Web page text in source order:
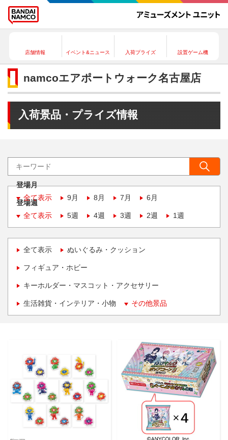
店舗情報 イベント&ニュース 入荷プライズ 設置ゲーム機
namcoエアポートウォーク名古屋店
入荷景品・プライズ情報
登場月
全て表示
9月 8月 7月 6月
登場週
全て表示
5週 4週 3週 2週 1週
全て表示 ぬいぐるみ・クッション
フィギュア・ホビー
キーホルダー・マスコット・アクセサリー
生活雑貨・インテリア・小物 その他景品